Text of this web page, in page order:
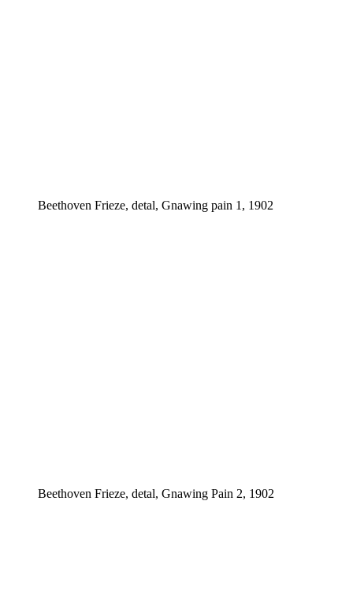
Beethoven Frieze, detal, Gnawing pain 1, 1902
Beethoven Frieze, detal, Gnawing Pain 2, 1902